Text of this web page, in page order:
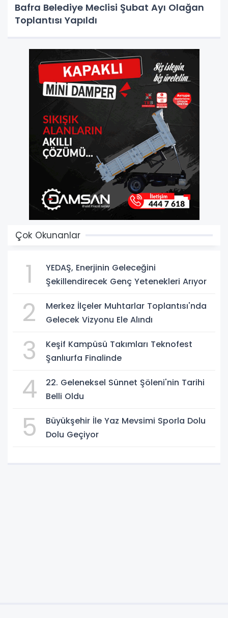
Bafra Belediye Meclisi Şubat Ayı Olağan
Toplantısı Yapıldı
Çok Okunanlar
1
YEDAŞ, Enerjinin Geleceğini
Şekillendirecek Genç Yetenekleri Arıyor
2
Merkez İlçeler Muhtarlar Toplantısı'nda
Gelecek Vizyonu Ele Alındı
3
Keşif Kampüsü Takımları Teknofest
Şanlıurfa Finalinde
4
22. Geleneksel Sünnet Şöleni'nin Tarihi
Belli Oldu
5
Büyükşehir İle Yaz Mevsimi Sporla Dolu
Dolu Geçiyor